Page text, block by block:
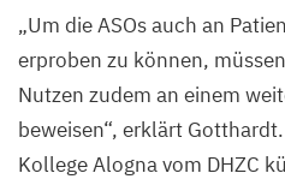
„Um die ASOs auch an
erproben zu können,
Nutzen zudem an einem
beweisen“, erklärt
Kollege Alogna vom DHZC